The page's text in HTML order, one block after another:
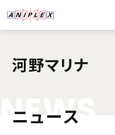
河野マリナ
NEWS
ニュース